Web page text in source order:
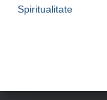
Spiritualitate